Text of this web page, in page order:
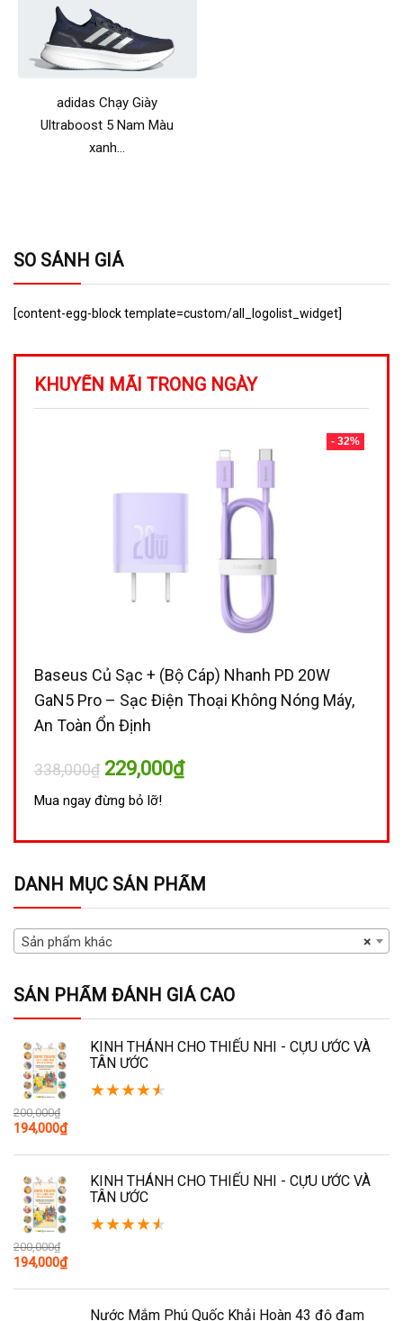
adidas Chạy Giày
Ultraboost 5 Nam Màu
xanh…
SO SÁNH GIÁ
[content-egg-block template=custom/all_logolist_widget]
KHUYẾN MÃI TRONG NGÀY
- 32%
Baseus Củ Sạc + (Bộ Cáp) Nhanh PD 20W
GaN5 Pro – Sạc Điện Thoại Không Nóng Máy,
An Toàn Ổn Định
338,000₫ Giá
gốc
là:
229,000₫Giá
hiện
Mua ngay đừng bỏ lỡ!
DANH MỤC SẢN PHẨM
×
Sản phẩm khác
SẢN PHẨM ĐÁNH GIÁ CAO
KINH THÁNH CHO THIẾU NHI - CỰU ƯỚC VÀ
TÂN ƯỚC
★★★★★
200,000₫
Giá
là:
200,000₫.
194,000₫Giá
tại
194,000₫.
KINH THÁNH CHO THIẾU NHI - CỰU ƯỚC VÀ
TÂN ƯỚC
★★★★★
200,000₫
Giá
là:
194,000₫Giá
tại
Nước Mắm Phú Quốc Khải Hoàn 43 độ đạm